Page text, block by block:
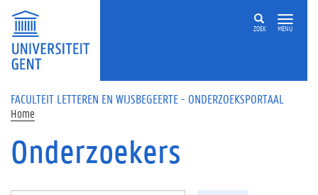
Overslaan en naar de inhoud gaan
ZOEK MENU
FACULTEIT LETTEREN EN WIJSBEGEERTE - ONDERZOEKSPORTAAL
Home
Onderzoekers